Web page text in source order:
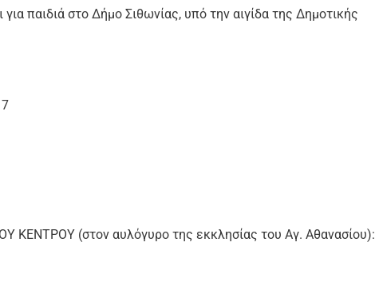
παιδιά στο Δήμο Σιθωνίας, υπό την αιγίδα της Δημοτικής
ΚΕΝΤΡΟΥ (στον αυλόγυρο της εκκλησίας του Αγ. Αθανασίου):